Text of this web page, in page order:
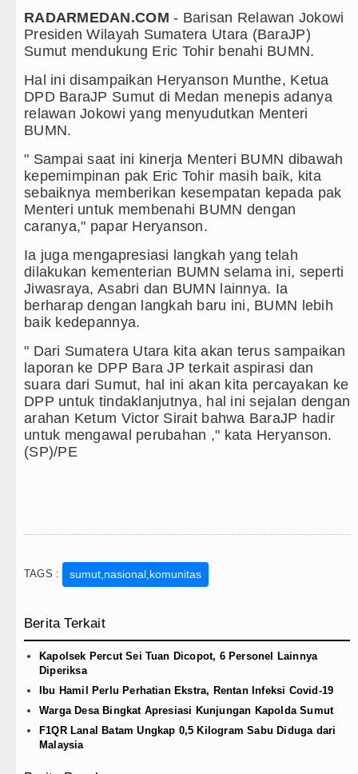
Era Baru Pengobatan Pasien
Rico Waas Nonaktifkan Lurah
Sebut LSL Pengidap HIV/AIDS
Arsenal Dibungkam Real Betis
Bupati Taput Sambut Kunjungan
PD AIJ Sumut Kembali
LGB Minus T dan Q Sebagai
Danrem 011 Lilawangsa Brigjen
Aceh
Era Baru Pengobatan Pasien
Rico Waas Nonaktifkan Lurah
Sebut LSL Pengidap HIV/AIDS
PD AIJ Sumut Kembali
RADARMEDAN.COM - Barisan Relawan Jokowi
Presiden Wilayah Sumatera Utara (BaraJP)
Sumut mendukung Eric Tohir benahi BUMN.
Hal ini disampaikan Heryanson Munthe, Ketua
DPD BaraJP Sumut di Medan menepis adanya
relawan Jokowi yang menyudutkan Menteri
BUMN.
" Sampai saat ini kinerja Menteri BUMN dibawah
kepemimpinan pak Eric Tohir masih baik, kita
sebaiknya memberikan kesempatan kepada pak
Menteri untuk membenahi BUMN dengan
caranya," papar Heryanson.
Ia juga mengapresiasi langkah yang telah
dilakukan kementerian BUMN selama ini, seperti
Jiwasraya, Asabri dan BUMN lainnya. Ia
berharap dengan langkah baru ini, BUMN lebih
baik kedepannya.
" Dari Sumatera Utara kita akan terus sampaikan
laporan ke DPP Bara JP terkait aspirasi dan
suara dari Sumut, hal ini akan kita percayakan ke
DPP untuk tindaklanjutnya, hal ini sejalan dengan
arahan Ketum Victor Sirait bahwa BaraJP hadir
untuk mengawal perubahan ," kata Heryanson.
(SP)/PE
TAGS : sumut,nasional,komunitas
Berita Terkait
Kapolsek Percut Sei Tuan Dicopot, 6 Personel Lainnya
Diperiksa
Ibu Hamil Perlu Perhatian Ekstra, Rentan Infeksi Covid-19
Warga Desa Bingkat Apresiasi Kunjungan Kapolda Sumut
F1QR Lanal Batam Ungkap 0,5 Kilogram Sabu Diduga dari
Malaysia